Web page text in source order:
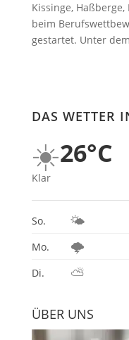
Kissinge,
beim
gestartet. Unter
DAS WETTER
☀️26°C
Klar
So. 🌤️
Mo.
🌩️
Di.
⛅
ÜBER UNS